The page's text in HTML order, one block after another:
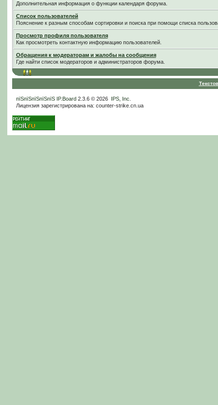
Дополнительная информация о функции календаря форума.
Список пользователей
Пояснение к разным способам сортировки и поиска при помощи списка
Просмотр профиля пользователя
Как просмотреть контактную информацию пользователей.
Обращения к модераторам и жалобы на сообщения
Где найти список модераторов и администраторов форума.
пїЅпїЅпїЅпїЅпїЅ IP.Board2.3.6 © 2026 IPS, Inc
Лицензия зарегистрирована на: counter-strike.cn.ua